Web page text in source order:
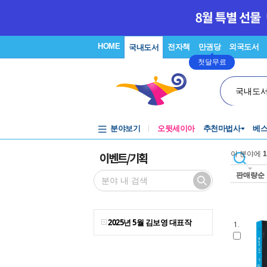
HOME 국내도서 전자책 만권당
첫달무료
외국도서
국내도
분야보기 오뒷세이아 추천마법사 베
이벤트/기획
2025년 5월 김보영 대표작
이 분야에
판매량순
1.